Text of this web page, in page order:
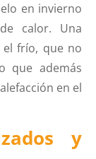
en invierno
calor. Una
frío, que no
que además
en el
y